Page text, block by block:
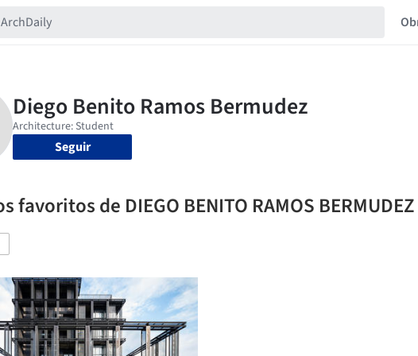
Seguir
favoritos de DIEGO BENITO RAMOS BERMUDEZ